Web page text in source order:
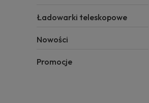
Ładowarki teleskopowe
Nowości
Promocje